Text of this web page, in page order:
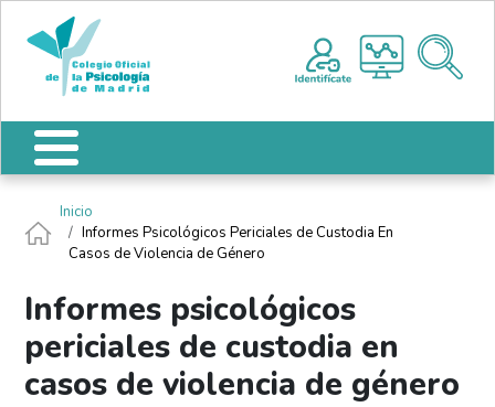
este
incluye
sistema
accesibilidad.
Pasar al contenido principal
Ruta de navegación
Inicio
Informes Psicológicos Periciales de Custodia En
Casos de Violencia de Género
Informes psicológicos
periciales de custodia en
casos de violencia de género